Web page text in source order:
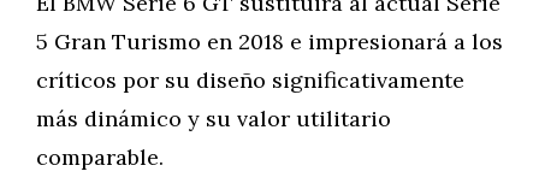
5 Gran Turismo en 2018 e impresionará a los
críticos por su diseño significativamente
más dinámico y su valor utilitario
comparable.